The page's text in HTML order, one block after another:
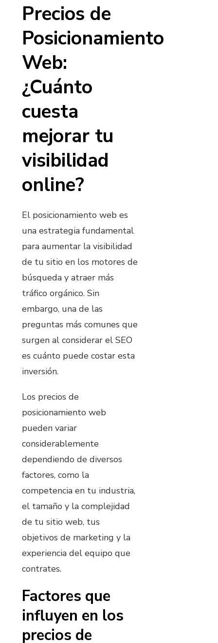
Precios de
Posicionamiento
Web:
¿Cuánto
cuesta
mejorar tu
visibilidad
online?
El posicionamiento web es
una estrategia fundamental
para aumentar la visibilidad
de tu sitio en los motores de
búsqueda y atraer más
tráfico orgánico. Sin
embargo, una de las
preguntas más comunes que
surgen al considerar el SEO
es cuánto puede costar esta
inversión.
Los precios de
posicionamiento web
pueden variar
considerablemente
dependiendo de diversos
factores, como la
competencia en tu industria,
el tamaño y la complejidad
de tu sitio web, tus
objetivos de marketing y la
experiencia del equipo que
contrates.
Factores que
influyen en los
precios de